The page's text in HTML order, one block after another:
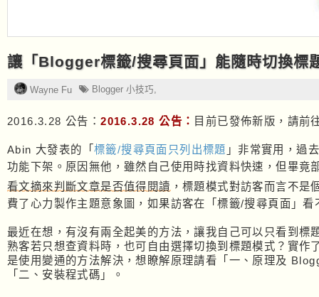
讓「Blogger標籤/搜尋頁面」能隨時切換標
Wayne Fu Blogger 小技巧
2016.3.28 公告：2016.3.28 公告： 目前已發佈新版，請前
Abin 大發表的「 標籤/搜尋頁面只列出標題 」非常實用，過
功能下架。原因無他，雖然自己使用時找資料快速，但畢竟
看文摘來判斷文章是否值得閱讀 ，標題模式對訪客而言不是
費了心力製作主題意象圖，如果訪客在「標籤/搜尋頁面」
最近在想，有沒有兩全起美的方法，讓我自己可以只看到標
熟客若只想查資料時，也可自由選擇切換到標題模式？實作
是使用變通的方法解決，想瞭解原理請看「一、原理及
「二、安裝程式碼」。